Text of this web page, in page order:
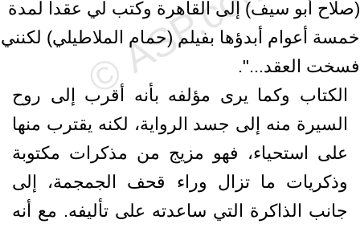
(صلاح أبو سيف) إلى القاهرة وكتب لي عقداً لمدة
خمسة أعوام أبدؤها بفيلم (حمام الملاطيلي) لكنني
فسخت العقد...".
الكتاب وكما يرى مؤلفه بأنه أقرب إلى روح
السيرة منه إلى جسد الرواية، لكنه يقترب منها
على استحياء، فهو مزيج من مذكرات مكتوبة
وذكريات ما تزال وراء قحف الجمجمة، إلى
جانب الذاكرة التي ساعدته على تأليفه. مع أنه